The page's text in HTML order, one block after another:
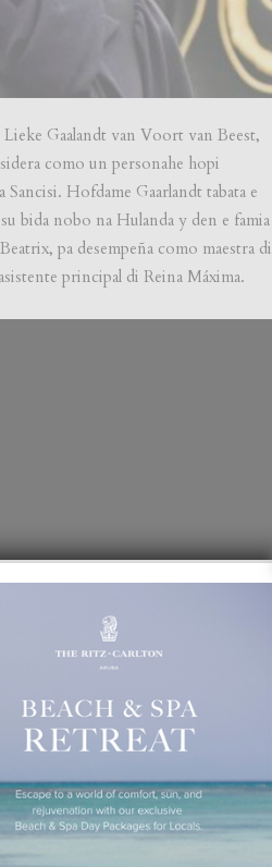
Gaalandt van Voort van Beest,
como un personahe hopi
Hofdame Gaarlandt tabata e
bida nobo na Hulanda y den e famia
pa desempeña como maestra di
principal di Reina Máxima.
pa descansa. No ta e hofdame di
ken a traha como su secretaria priva
Stef Blok, como embahadora
Reina Máxima, el a hunga un rol